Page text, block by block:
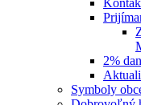
2%
Symboly